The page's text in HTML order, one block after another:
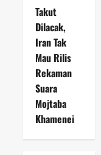
Takut
Dilacak,
Iran Tak
Mau Rilis
Rekaman
Suara
Mojtaba
Khamenei